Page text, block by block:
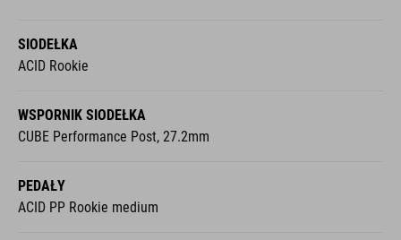
SIODEŁKA
ACID Rookie
WSPORNIK SIODEŁKA
CUBE Performance Post, 27.2mm
PEDAŁY
ACID PP Rookie medium